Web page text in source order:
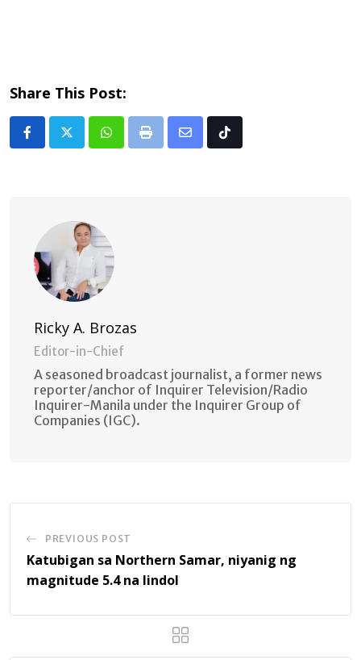
Share This Post:
Whatsapp
Print
Share Tiktok
Ricky A. Brozas
Editor-in-Chief
A seasoned broadcast journalist, a former news
reporter/anchor of Inquirer Television/Radio
Inquirer-Manila under the Inquirer Group of
Companies (IGC).
PREVIOUS POST
Katubigan sa Northern Samar, niyanig ng
magnitude 5.4 na lindol